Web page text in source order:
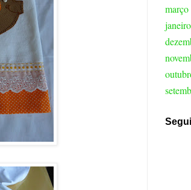
março
janeiro